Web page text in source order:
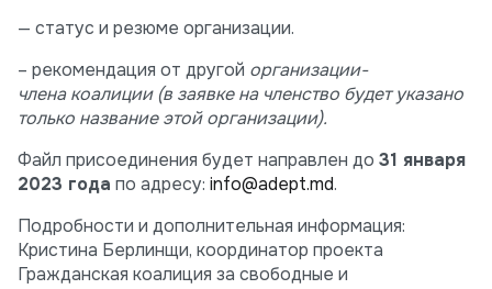
— статус и резюме организации.
– рекомендация от другой организации-
члена коалиции (в заявке на членство будет указано
только название этой организации).
Файл присоединения будет направлен до 31 января
2023 года по адресу: info@adept.md.
Подробности и дополнительная информация:
Кристина Берлинщи, координатор проекта
Гражданская коалиция за свободные и